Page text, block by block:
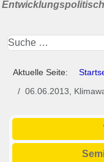
Aktuelle Seite:
06.06.2013,